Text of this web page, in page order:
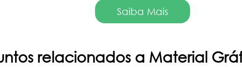
Saiba Mais
relacionados a Material